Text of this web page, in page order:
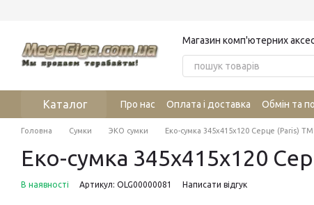
Магазин комп'ютерних
Каталог Про нас Оплата і доставка Обмін та
Головна Сумки ЭКО сумки Еко-сумка 345х415х120 Серце (Paris)
Еко-сумка 345х415х120
В наявності Артикул: OLG00000081 Написати відгук